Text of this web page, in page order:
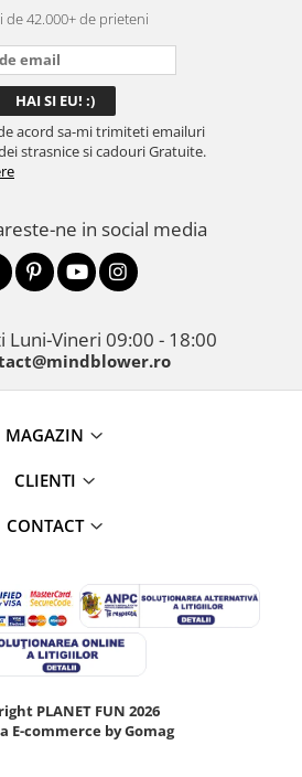
de 42.000+ de prieteni
acord sa-mi trimiteti emailuri
strasnice si cadouri Gratuite.
ne in social media
Luni-Vineri 09:00 - 18:00
MAGAZIN
CLIENTI
CONTACT
PLANET FUN 2026
E-commerce by Gomag